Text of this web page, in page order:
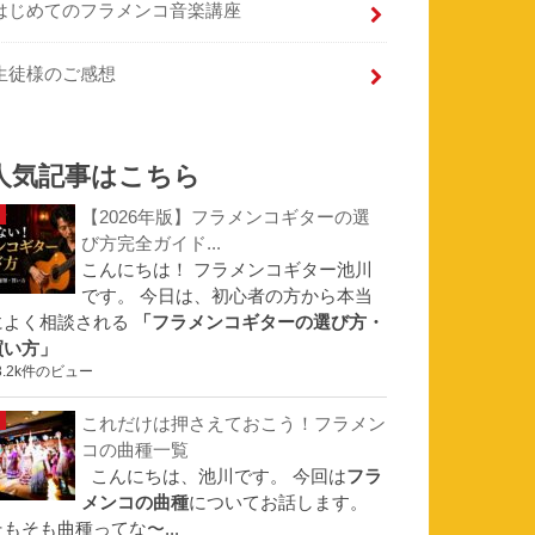
じめてのフラメンコ音楽講座
徒様のご感想
気記事はこちら
【2026年版】フラメンコギターの選
び方完全ガイド...
こんにちは！ フラメンコギター池川
です。 今日は、初心者の方から本当
よく相談される
「フラメンコギターの選び方・
方」
件のビュー
これだけは押さえておこう！フラメン
コの曲種一覧
こんにちは、池川です。 今回はフラ
メンコの曲種についてお話します。
もそも曲種ってな〜...